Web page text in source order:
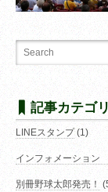
記事カテゴ
LINEスタンプ(1)
インフォメーション
別冊野球太郎発売！